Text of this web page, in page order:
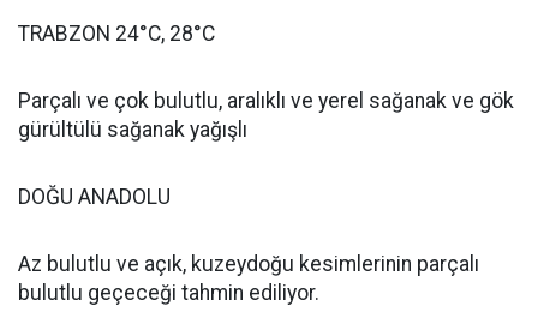
TRABZON 24°C, 28°C
Parçalı ve çok bulutlu, aralıklı ve yerel sağanak ve gök
gürültülü sağanak yağışlı
DOĞU ANADOLU
Az bulutlu ve açık, kuzeydoğu kesimlerinin parçalı
bulutlu geçeceği tahmin ediliyor.